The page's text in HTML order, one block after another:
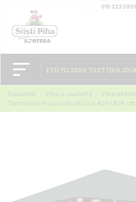
010 323 5858
Etusivulle Piha ja puutarha
Tammiston Puu paviljonki Lux 406x406